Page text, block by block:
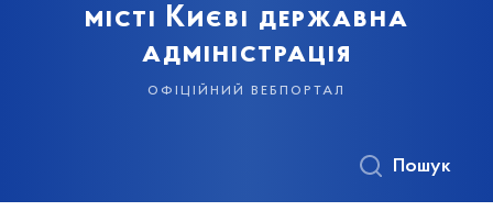
місті Києві державна
адміністрація
офіційний вебпортал
Пошук